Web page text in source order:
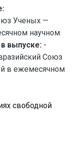
Ученых —
научном
выпуске: -
Союз
в ежемесячном
свободной